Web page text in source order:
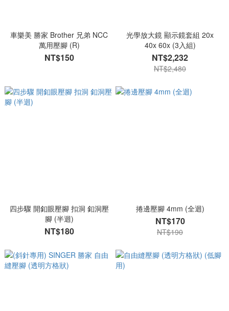
車樂美 勝家 Brother 兄弟 NCC
萬用壓腳 (R)
NT$150
光學放大鏡 顯示鏡套組 20x
40x 60x (3入組)
NT$2,232
NT$2,480
四步驟 開釦眼壓腳 扣洞 釦洞壓
腳 (半迴)
NT$180
捲邊壓腳 4mm (全迴)
NT$170
NT$190